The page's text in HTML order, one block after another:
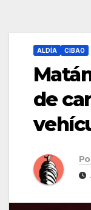
ALDÍA CIBAO
de